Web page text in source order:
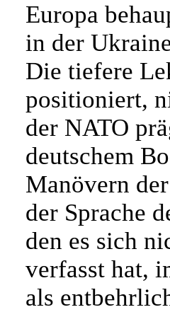
Europa
in der
Die tiefere
positioniert,
der NATO
deutschem
Manövern
der Sprache
den es sich
verfasst hat,
als